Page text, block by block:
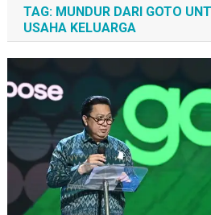
TAG: MUNDUR DARI GOTO
USAHA KELUARGA